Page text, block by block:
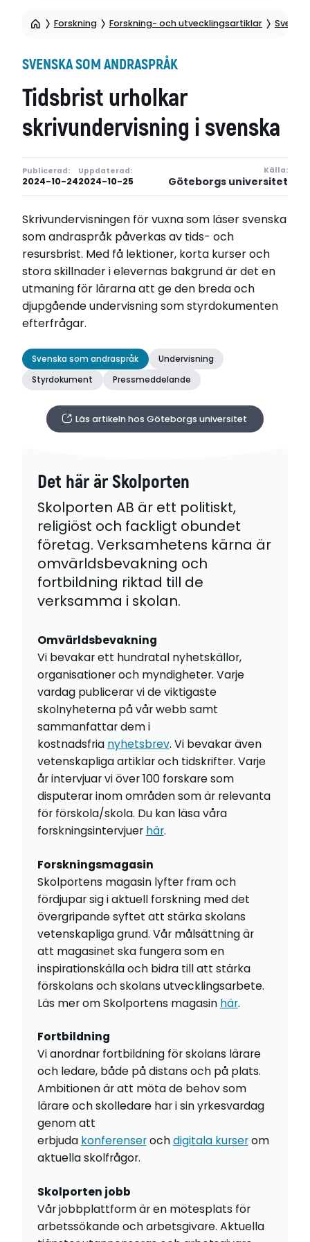
Forskning Forskning- och utvecklingsartiklar
SVENSKA SOM ANDRASPRÅK
Tidsbrist urholkar
skrivundervisning i svenska
Publicerad:
2024-10-24
Uppdaterad:
2024-10-25
Källa:
Göteborgs universitet
Skrivundervisningen för vuxna som läser svenska
som andraspråk påverkas av tids- och
resursbrist. Med få lektioner, korta kurser och
stora skillnader i elevernas bakgrund är det en
utmaning för lärarna att ge den breda och
djupgående undervisning som styrdokumenten
efterfrågar.
Svenska som andraspråk
Undervisning
Styrdokument
Pressmeddelande
Läs artikeln hos Göteborgs universitet
Det här är Skolporten
Skolporten AB är ett politiskt,
religiöst och fackligt obundet
företag. Verksamhetens kärna är
omvärldsbevakning och
fortbildning riktad till de
verksamma i skolan.
Omvärldsbevakning
Vi bevakar ett hundratal nyhetskällor,
organisationer och myndigheter. Varje
vardag publicerar vi de viktigaste
skolnyheterna på vår webb samt
sammanfattar dem i
kostnadsfria nyhetsbrev. Vi bevakar även
vetenskapliga artiklar och tidskrifter. Varje
år intervjuar vi över 100 forskare som
disputerar inom områden som är relevanta
för förskola/skola. Du kan läsa våra
forskningsintervjuer här.
Forskningsmagasin
Skolportens magasin lyfter fram och
fördjupar sig i aktuell forskning med det
övergripande syftet att stärka skolans
vetenskapliga grund. Vår målsättning är
att magasinet ska fungera som en
inspirationskälla och bidra till att stärka
förskolans och skolans utvecklingsarbete.
Läs mer om Skolportens magasin här.
Fortbildning
Vi anordnar fortbildning för skolans lärare
och ledare, både på distans och på plats.
Ambitionen är att möta de behov som
lärare och skolledare har i sin yrkesvardag
genom att
erbjuda konferenserochdigitala kurserom
aktuella skolfrågor.
Skolporten jobb
Vår jobbplattform är en mötesplats för
arbetssökande och arbetsgivare. Aktuella